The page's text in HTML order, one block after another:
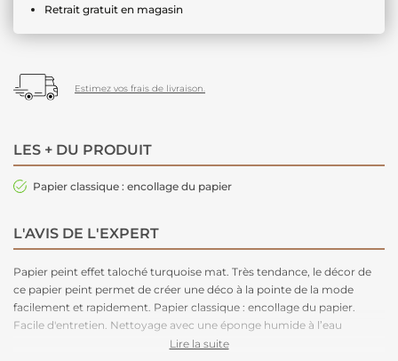
Retrait gratuit en magasin
Estimez vos frais de livraison.
LES + DU PRODUIT
Papier classique : encollage du papier
L'AVIS DE L'EXPERT
Papier peint effet taloché turquoise mat. Très tendance, le décor de
ce papier peint permet de créer une déco à la pointe de la mode
facilement et rapidement. Papier classique : encollage du papier.
Facile d'entretien. Nettoyage avec une éponge humide à l’eau
Lire la suite